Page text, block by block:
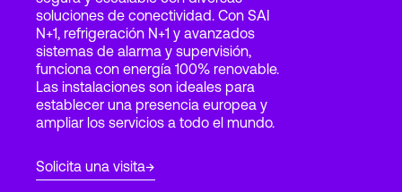
Login
soluciones de conectividad. Con SAI
N+1, refrigeración N+1 y avanzados
sistemas de alarma y supervisión,
funciona con energía 100% renovable.
Las instalaciones son ideales para
establecer una presencia europea y
ampliar los servicios a todo el mundo.
Solicita una visita